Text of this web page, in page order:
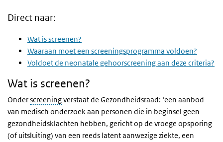
Direct naar:
Wat is screenen?
Waaraan moet een screeningsprogramma voldoen?
Voldoet de neonatale gehoorscreening aan deze criteria?
Wat is screenen?
Onderscreeningverstaat de Gezondheidsraad: ‘een aanbod
van medisch onderzoek aan personen die in beginsel geen
gezondheidsklachten hebben, gericht op de vroege opsporing
(of uitsluiting) van een reeds latent aanwezige ziekte, een